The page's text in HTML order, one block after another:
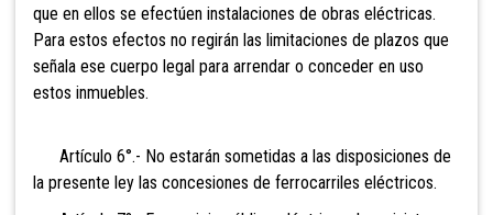
que en ellos se efectúen instalaciones de obras eléctricas.
Para estos efectos no regirán las limitaciones de plazos que
señala ese cuerpo legal para arrendar o conceder en uso
estos inmuebles.
Artículo 6°.- No estarán sometidas a las disposiciones de
la presente ley las concesiones de ferrocarriles eléctricos.